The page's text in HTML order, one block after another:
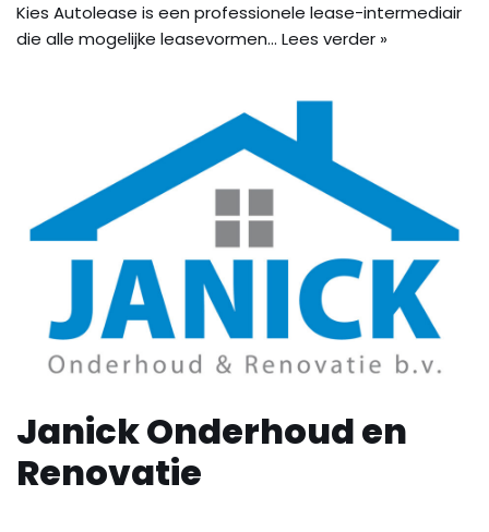
Kies Autolease is een professionele lease-intermediair
die alle mogelijke leasevormen… Lees verder »
Janick Onderhoud en
Renovatie